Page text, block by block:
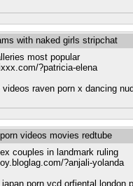
with naked girls stripchat
most popular
?patricia-elena
raven porn x dancing
videos movies redtube
couples in landmark ruling
?anjali-yolanda
porn vcd orfiental london